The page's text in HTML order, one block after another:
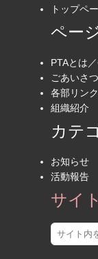
トップペ
ペー
PTAとは／
ごあいさつ
各部リンク
組織紹介
カテ
お知らせ
活動報告
サイ